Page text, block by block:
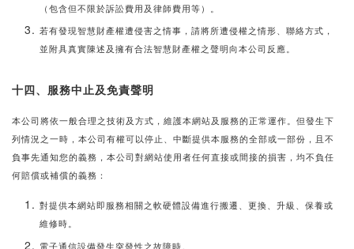
（包含但不限於訴訟費用及律師費用等）。
若有發現智慧財產權遭侵害之情事，請將所遭侵權之情形、聯絡方式，
並附具真實陳述及擁有合法智慧財產權之聲明向本公司反應。
十四、服務中止及免責聲明
本公司將依一般合理之技術及方式，維護本網站及服務的正常運作。但發生下
列情況之一時，本公司有權可以停止、中斷提供本服務的全部或一部份，且不
負事先通知您的義務，本公司對網站使用者任何直接或間接的損害，均不負任
何賠償或補償的義務：
對提供本網站即服務相關之軟硬體設備進行搬遷、更換、升級、保養或
維修時。
電子通信設備發生突發性之故障時。